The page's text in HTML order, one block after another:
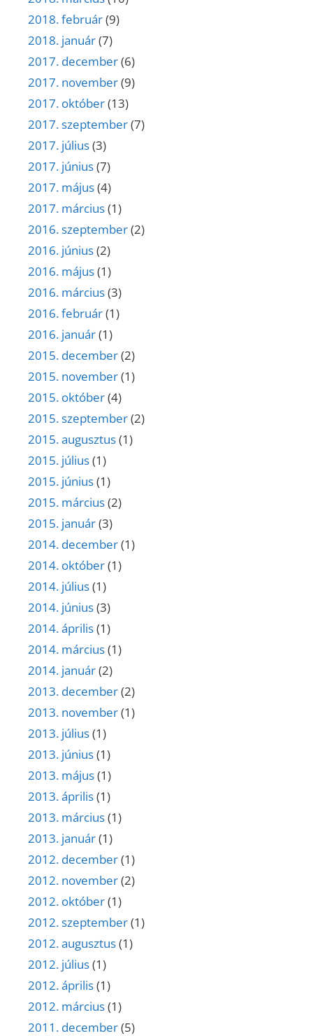
2018. február(9)
2018. január(7)
2017. december(6)
2017. november(9)
2017. október(13)
2017. szeptember(7)
2017. július(3)
2017. június(7)
2017. május(4)
2017. március(1)
2016. szeptember(2)
2016. június(2)
2016. május(1)
2016. március(3)
2016. február(1)
2016. január(1)
2015. december(2)
2015. november(1)
2015. október(4)
2015. szeptember(2)
2015. augusztus(1)
2015. július(1)
2015. június(1)
2015. március(2)
2015. január(3)
2014. december(1)
2014. október(1)
2014. július(1)
2014. június(3)
2014. április(1)
2014. március(1)
2014. január(2)
2013. december(2)
2013. november(1)
2013. július(1)
2013. június(1)
2013. május(1)
2013. április(1)
2013. március(1)
2013. január(1)
2012. december(1)
2012. november(2)
2012. október(1)
2012. szeptember(1)
2012. augusztus(1)
2012. július(1)
2012. április(1)
2012. március(1)
2011. december(5)